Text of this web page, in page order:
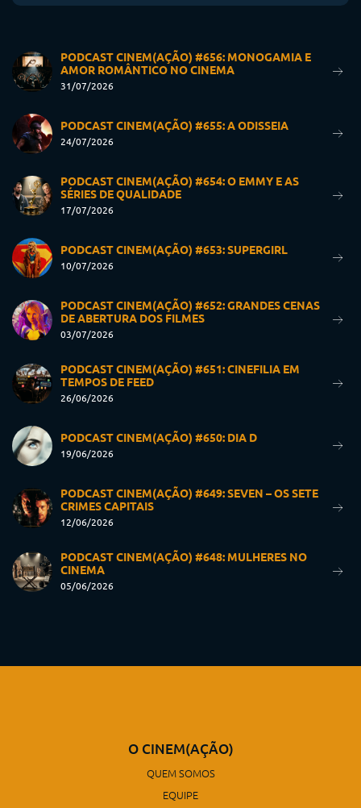
PODCAST CINEM(AÇÃO) #656: MONOGAMIA E
AMOR ROMÂNTICO NO CINEMA
31/07/2026
PODCAST CINEM(AÇÃO) #655: A ODISSEIA
24/07/2026
PODCAST CINEM(AÇÃO) #654: O EMMY E AS
SÉRIES DE QUALIDADE
17/07/2026
PODCAST CINEM(AÇÃO) #653: SUPERGIRL
10/07/2026
PODCAST CINEM(AÇÃO) #652: GRANDES CENAS
DE ABERTURA DOS FILMES
03/07/2026
PODCAST CINEM(AÇÃO) #651: CINEFILIA EM
TEMPOS DE FEED
26/06/2026
PODCAST CINEM(AÇÃO) #650: DIA D
19/06/2026
PODCAST CINEM(AÇÃO) #649: SEVEN – OS SETE
CRIMES CAPITAIS
12/06/2026
PODCAST CINEM(AÇÃO) #648: MULHERES NO
CINEMA
05/06/2026
O CINEM(AÇÃO)
QUEM SOMOS
EQUIPE